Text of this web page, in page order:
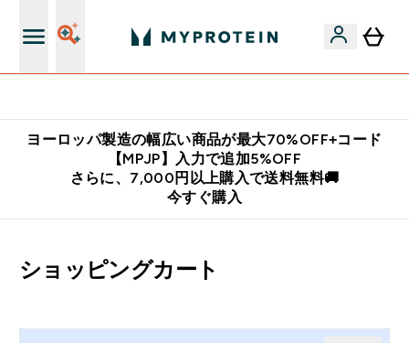
ヨーロッパ製造の幅広い商品が最大70%OFF+コード
【MPJP】入力で追加5%OFF
さらに、7,000円以上購入で送料無料🚚
今すぐ購入
ショッピングカート